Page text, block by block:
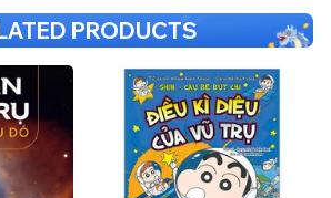
PRODUCTS